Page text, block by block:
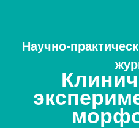
Научно-